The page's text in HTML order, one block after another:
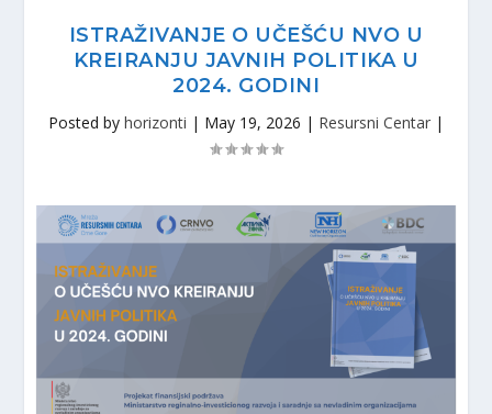
ISTRAŽIVANJE O UČEŠĆU NVO U
KREIRANJU JAVNIH POLITIKA U
2024. GODINI
Posted by horizonti | May 19, 2026 | Resursni Centar |